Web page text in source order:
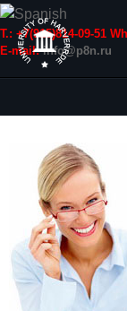
Т.: +7(915)814-09-51
E-mail:info@p8n.ru